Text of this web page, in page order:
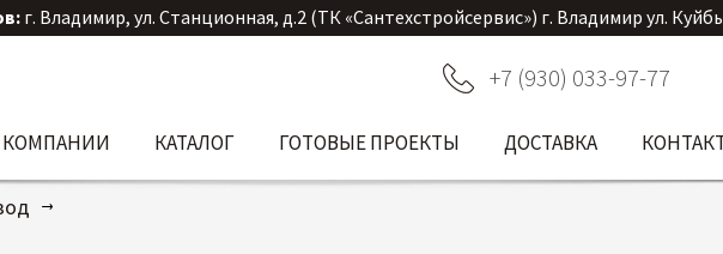
г. Владимир, ул. Станционная, д.2 (ТК «Сантехстройсервис») г. Владимир ул.
+7 (930) 033-97-77
КОМПАНИИ КАТАЛОГ ГОТОВЫЕ ПРОЕКТЫ ДОСТАВКА